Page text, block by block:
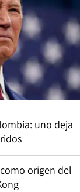
uno deja
origen del